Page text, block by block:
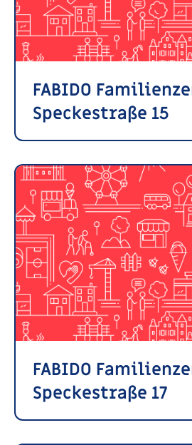
FABIDO
Speckestraße 15
FABIDO
Speckestraße 17